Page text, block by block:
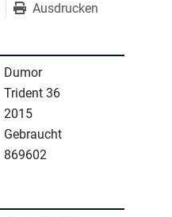
Ausdrucken
Dumor
Trident 36
2015
Gebraucht
869602